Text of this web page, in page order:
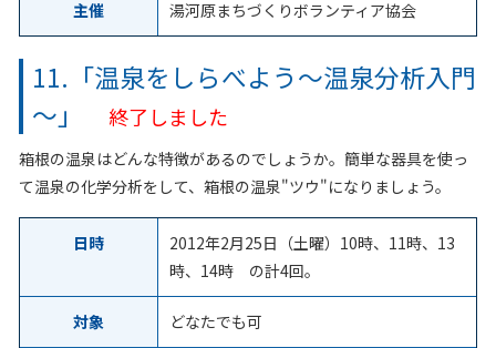
主催 湯河原まちづくりボランティア協会
11.「温泉をしらべよう～温泉分析入門
～ 」 終了しました
箱根の温泉はどんな特徴があるのでしょうか。簡単な器具を使っ
て温泉の化学分析をして、箱根の温泉"ツウ"になりましょう。
日時
2012年2月25日（土曜）10時、11時、13
時、14時 の計4回。
対象 どなたでも可